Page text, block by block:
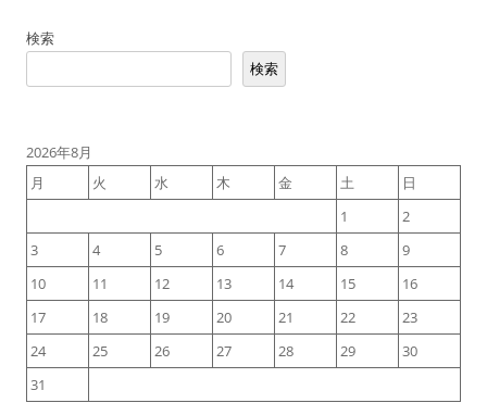
検索
検索
2026年8月
月
火 水 木 金 土
日
1
2
3
4 5 6 7 8
9
10
11 12 13 14 15
16
17
18 19 20 21 22
23
24
25 26 27 28 29
30
31